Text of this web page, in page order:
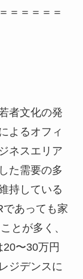
＝＝＝＝＝
者文化の発
よるオフィ
ネスエリア
た需要の多
持している
あっても家
とが多く、
〜30万円
ジデンスに